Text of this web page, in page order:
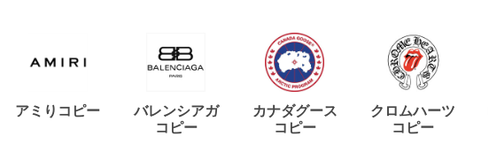
アミりコピー
バレンシアガ
コピー
カナダグース
コピー
クロムハーツ
コピー